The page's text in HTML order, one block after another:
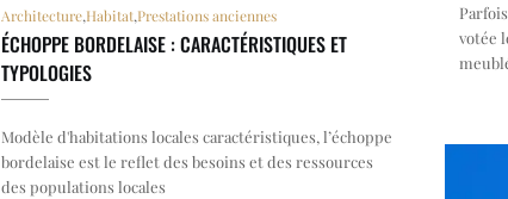
votée
Architecture,Habitat,Prestations anciennes
ÉCHOPPE BORDELAISE : CARACTÉRISTIQUES ET
TYPOLOGIES
Modèle d'habitations locales caractéristiques, l’échoppe
bordelaise est le reflet des besoins et des ressources
des populations locales